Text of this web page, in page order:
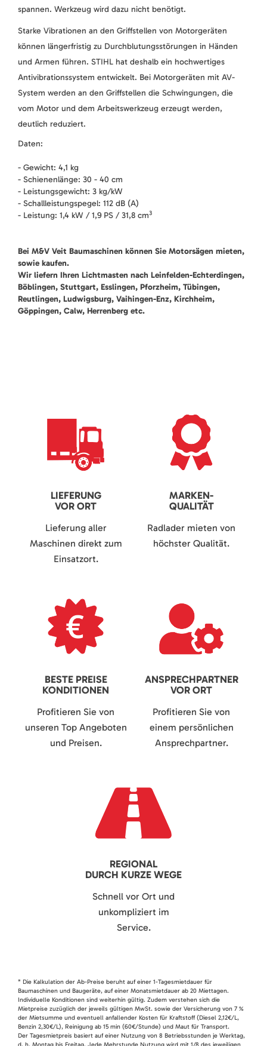
spannen. Werkzeug wird dazu nicht benötigt.
Starke Vibrationen an den Griffstellen von Motorgeräten
können längerfristig zu Durchblutungsstörungen in Händen
und Armen führen. STIHL hat deshalb ein hochwertiges
Antivibrationssystem entwickelt. Bei Motorgeräten mit AV-
System werden an den Griffstellen die Schwingungen, die
vom Motor und dem Arbeitswerkzeug erzeugt werden,
deutlich reduziert.
Daten:
- Gewicht: 4,1 kg
- Schienenlänge: 30 - 40 cm
- Leistungsgewicht: 3 kg/kW
- Schallleistungspegel: 112 dB (A)
- Leistung: 1,4 kW / 1,9 PS / 31,8 cm3
Bei M&V Veit Baumaschinen können Sie Motorsägen mieten,
sowie kaufen.
Wir liefern Ihren Lichtmasten nach Leinfelden-Echterdingen,
Böblingen, Stuttgart, Esslingen, Pforzheim, Tübingen,
Reutlingen, Ludwigsburg, Vaihingen-Enz, Kirchheim,
Göppingen, Calw, Herrenberg etc.
LIEFERUNG
VOR ORT
Lieferung aller
Maschinen direkt zum
Einsatzort.
MARKEN-
QUALITÄT
Radlader mieten von
höchster Qualität.
BESTE PREISE
KONDITIONEN
Profitieren Sie von
unseren Top Angeboten
und Preisen.
ANSPRECHPARTNER
VOR ORT
Profitieren Sie von
einem persönlichen
Ansprechpartner.
REGIONAL
DURCH KURZE WEGE
Schnell vor Ort und
unkompliziert im
Service.
* Die Kalkulation der Ab-Preise beruht auf einer 1-Tagesmietdauer für
Baumaschinen und Baugeräte, auf einer Monatsmietdauer ab 20 Miettagen.
Individuelle Konditionen sind weiterhin gültig. Zudem verstehen sich die
Mietpreise zuzüglich der jeweils gültigen MwSt. sowie der Versicherung von 7 %
der Mietsumme und eventuell anfallender Kosten für Kraftstoff (Diesel 2,12€/L,
Benzin 2,30€/L), Reinigung ab 15 min (60€/Stunde) und Maut für Transport.
Der Tagesmietpreis basiert auf einer Nutzung von 8 Betriebsstunden je Werktag,
d. h. Montag bis Freitag. Jede Mehrstunde Nutzung wird mit 1/8 des jeweiligen